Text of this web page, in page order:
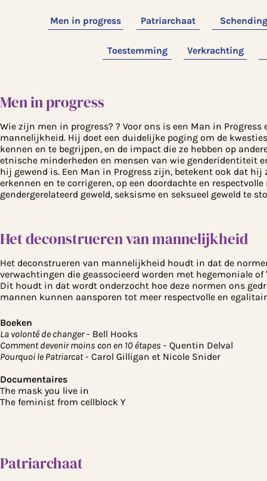
Men in progress Patriarchaat
Toestemming Verkrachting
Men in progress
Wie zijn men in progress? ? Voor ons is een Man in
mannelijkheid. Hij doet een duidelijke poging om de
kennen en te begrijpen, en de impact die ze hebben op
etnische minderheden en mensen van wie genderidentiteit
hij gewend is. Een Man in Progress zijn, betekent ook dat
erkennen en te corrigeren, op een doordachte en
gendergerelateerd geweld, seksisme en seksueel geweld te
Het deconstrueren van mannelijkheid
Het deconstrueren van mannelijkheid houdt in dat de
verwachtingen die geassocieerd worden met hegemoniale
Dit houdt in dat wordt onderzocht hoe deze normen ons
mannen kunnen aansporen tot meer respectvolle en
Boeken
La volonté de changer- Bell Hooks
Comment devenir moins con en 10 étapes - Quentin Delval
Pourquoi le Patriarcat- Carol Gilligan et Nicole Snider
Documentaires
The mask you live in
The feminist from cellblock Y
Patriarchaat